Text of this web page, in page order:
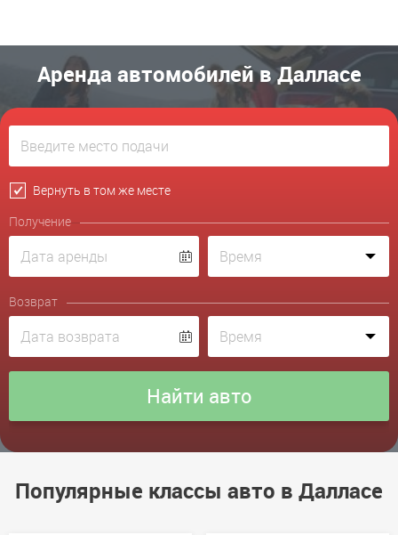
Аренда автомобилей в Далласе
Вернуть в том же месте
Получение
Возврат
Популярные классы авто в Далласе